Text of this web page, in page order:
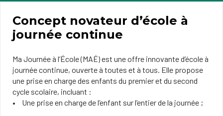
Concept novateur d’école à
journée continue
Ma Journée à l’École (MAÉ) est une offre innovante d’école à
journée continue, ouverte à toutes et à tous. Elle propose
une prise en charge des enfants du premier et du second
cycle scolaire, incluant :
Une prise en charge de l’enfant sur l’entier de la journée ;